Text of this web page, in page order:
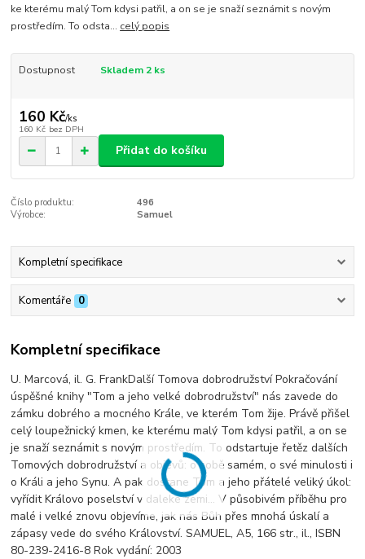
ke kterému malý Tom kdysi patřil, a on se je snaží seznámit s novým
prostředím. To odsta... celý popis
Dostupnost Skladem 2 ks
160 Kč/ks
160 Kč bez DPH
Přidat do košíku
Číslo produktu:
496
Výrobce:
Samuel
Kompletní specifikace
Komentáře 0
Kompletní specifikace
U. Marcová, il. G. FrankDalší Tomova dobrodružství Pokračování
úspěšné knihy "Tom a jeho velké dobrodružství" nás zavede do
zámku dobrého a mocného Krále, ve kterém Tom žije. Právě přišel
celý loupežnický kmen, ke kterému malý Tom kdysi patřil, a on se
je snaží seznámit s novým prostředím. To odstartuje řetěz dalších
Tomových dobrodružství a objevů: o sobě samém, o své minulosti i
o Králi a jeho Synu. A pak dostane Tom a jeho přátelé veliký úkol:
vyřídit Královo poselství v daleké zemi… V působivém příběhu pro
malé i velké znovu objevíme, jak nás Bůh přes mnohá úskalí a
zápasy vede do svého Království. SAMUEL, A5, 166 str., il., ISBN
80-239-2416-8 Rok vydání: 2003